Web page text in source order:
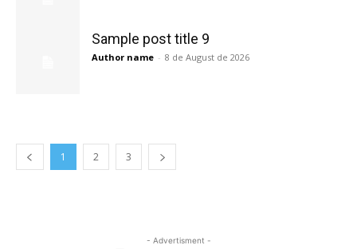
Sample post title 9
Author name - 8 de August de 2026
1 2 3
- Advertisment -